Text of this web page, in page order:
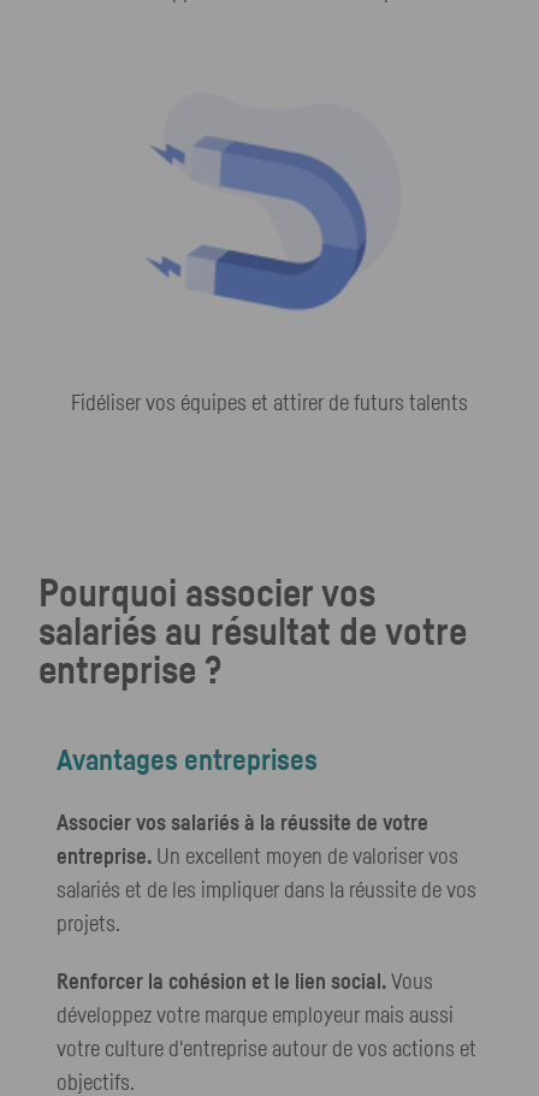
Fidéliser vos équipes et attirer de futurs talents
Pourquoi associer vos
salariés au résultat de votre
entreprise ?
Avantages entreprises
Associer vos salariés à la réussite de votre
entreprise. Un excellent moyen de valoriser vos
salariés et de les impliquer dans la réussite de vos
projets.
Renforcer la cohésion et le lien social. Vous
développez votre marque employeur mais aussi
votre culture d'entreprise autour de vos actions et
objectifs.